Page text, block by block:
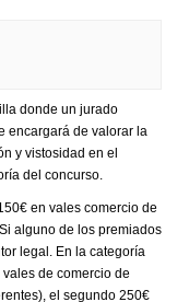
donde un jurado
encargará de valorar la
y vistosidad en el
del concurso.
en vales comercio de
alguno de los premiados
legal. En la categoría
de comercio de
el segundo 250€